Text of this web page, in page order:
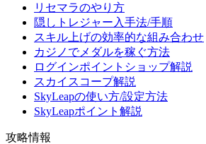
リセマラのやり方
隠しトレジャー入手法/手順
スキル上げの効率的な組み合わせ
カジノでメダルを稼ぐ方法
ログインポイントショップ解説
スカイスコープ解説
SkyLeapの使い方/設定方法
SkyLeapポイント解説
攻略情報